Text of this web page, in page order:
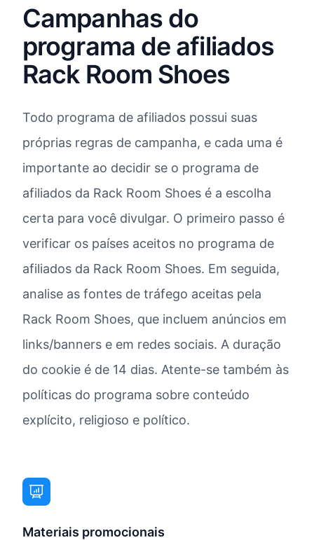
Campanhas do
programa de afiliados
Rack Room Shoes
Todo programa de afiliados possui suas
próprias regras de campanha, e cada uma é
importante ao decidir se o programa de
afiliados da Rack Room Shoes é a escolha
certa para você divulgar. O primeiro passo é
verificar os países aceitos no programa de
afiliados da Rack Room Shoes. Em seguida,
analise as fontes de tráfego aceitas pela
Rack Room Shoes, que incluem anúncios em
links/banners e em redes sociais. A duração
do cookie é de 14 dias. Atente-se também às
políticas do programa sobre conteúdo
explícito, religioso e político.
Materiais promocionais